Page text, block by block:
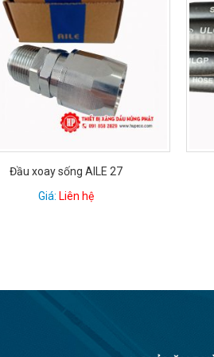
Ống cao su SC Kingflex
Giá: Liên hệ